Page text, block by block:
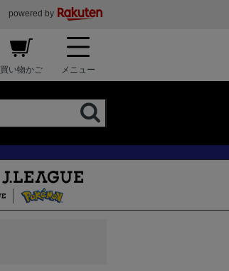
powered by
買い物かご メニュー